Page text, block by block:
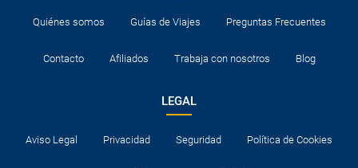
Quiénes somos Guías de Viajes Preguntas Frecuentes
Contacto Afiliados Trabaja con nosotros Blog
LEGAL
Aviso Legal Privacidad Seguridad Política de Cookies